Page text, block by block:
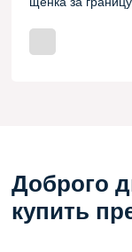
Доброго
купить